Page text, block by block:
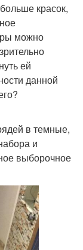
красок,
можно
ей
данной
в темные,
и
выборочное